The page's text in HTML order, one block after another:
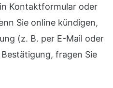
Kontaktformular oder
Sie online kündigen,
(z. B. per E-Mail oder
fragen Sie